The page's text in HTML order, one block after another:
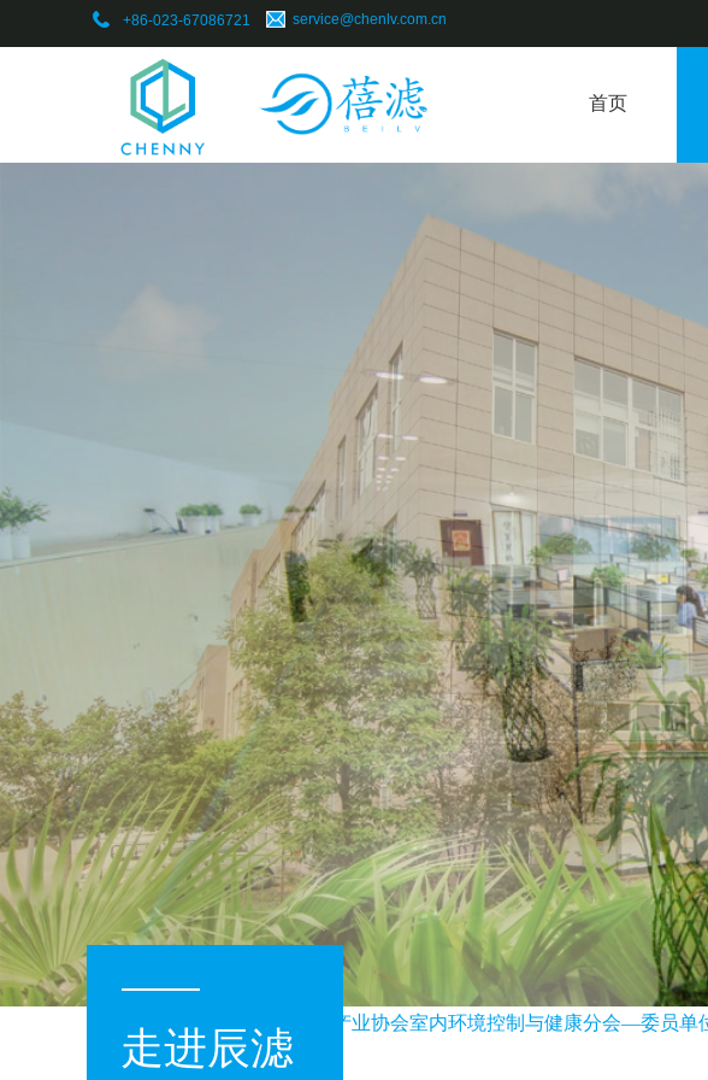
+86-023-67086721 ​service@chenlv.com.cn
首页
—常务理事单位” “中国环境保护产业协会室内环境控制与健康分会—委员单位”
走进辰滤
走进辰滤